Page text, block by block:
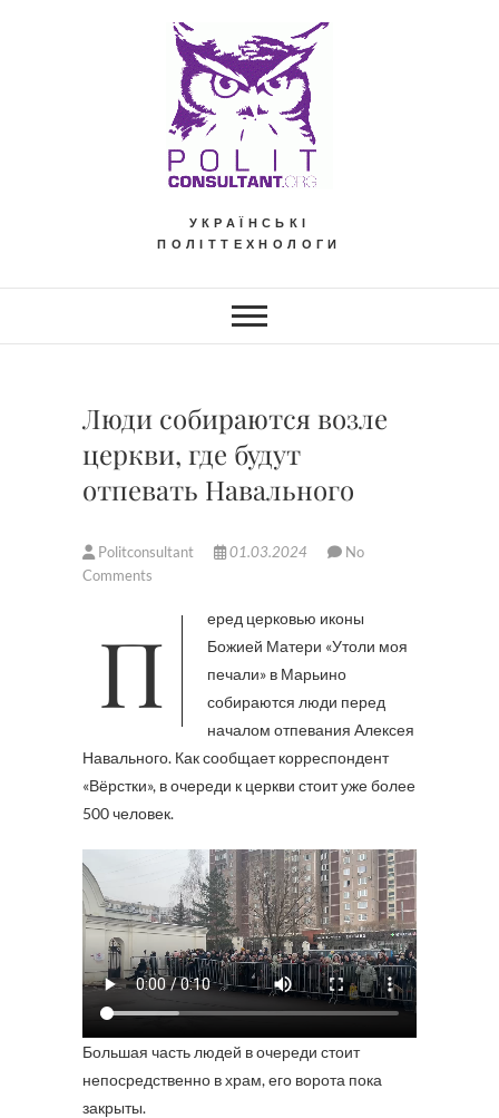
УКРАЇНСЬКІ
ПОЛІТТЕХНОЛОГИ
Люди собираются возле
церкви, где будут
отпевать Навального
Politconsultant 01.03.2024
No
Comments
Перед церковью иконы
Божией Матери «Утоли моя
печали» в Марьино
собираются люди перед
началом отпевания Алексея
Навального. Как сообщает корреспондент
«Вёрстки», в очереди к церкви стоит уже более
500 человек.
Большая часть людей в очереди стоит
непосредственно в храм, его ворота пока
закрыты.